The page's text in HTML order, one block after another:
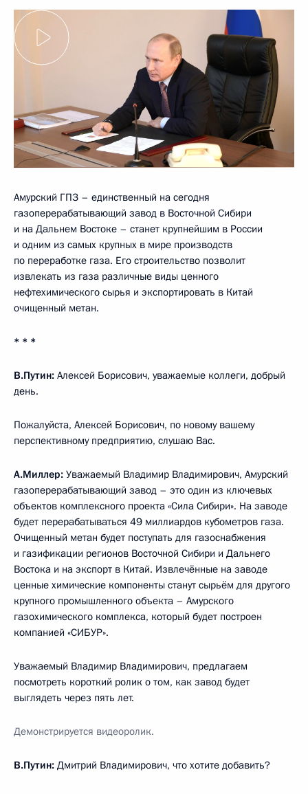
Амурский ГПЗ – единственный на сегодня
газоперерабатывающий завод в Восточной Сибири
и на Дальнем Востоке – станет крупнейшим в России
и одним из самых крупных в мире производств
по переработке газа. Его строительство позволит
извлекать из газа различные виды ценного
нефтехимического сырья и экспортировать в Китай
очищенный метан.
* * *
В.Путин: Алексей Борисович, уважаемые коллеги, добрый
день.
Пожалуйста, Алексей Борисович, по новому вашему
перспективному предприятию, слушаю Вас.
А.Миллер: Уважаемый Владимир Владимирович, Амурский
газоперерабатывающий завод – это один из ключевых
объектов комплексного проекта «Сила Сибири». На заводе
будет перерабатываться 49 миллиардов кубометров газа.
Очищенный метан будет поступать для газоснабжения
и газификации регионов Восточной Сибири и Дальнего
Востока и на экспорт в Китай. Извлечённые на заводе
ценные химические компоненты станут сырьём для другого
крупного промышленного объекта – Амурского
газохимического комплекса, который будет построен
компанией «СИБУР».
Уважаемый Владимир Владимирович, предлагаем
посмотреть короткий ролик о том, как завод будет
выглядеть через пять лет.
Демонстрируется видеоролик.
В.Путин: Дмитрий Владимирович, что хотите добавить?